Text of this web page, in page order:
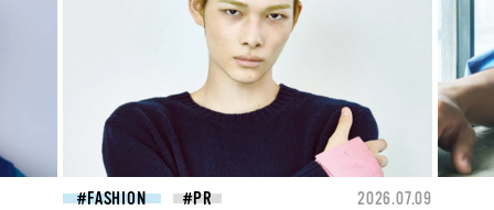
BEAUTY 2026.07.27